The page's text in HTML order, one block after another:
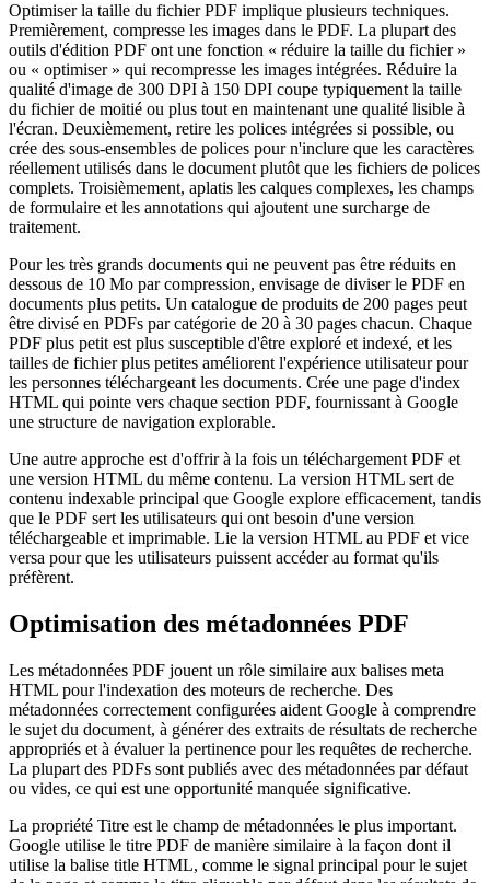
Optimiser la taille du fichier PDF implique plusieurs techniques.
Premièrement, compresse les images dans le PDF. La plupart des
outils d'édition PDF ont une fonction « réduire la taille du fichier »
ou « optimiser » qui recompresse les images intégrées. Réduire la
qualité d'image de 300 DPI à 150 DPI coupe typiquement la taille
du fichier de moitié ou plus tout en maintenant une qualité lisible à
l'écran. Deuxièmement, retire les polices intégrées si possible, ou
crée des sous-ensembles de polices pour n'inclure que les caractères
réellement utilisés dans le document plutôt que les fichiers de polices
complets. Troisièmement, aplatis les calques complexes, les champs
de formulaire et les annotations qui ajoutent une surcharge de
traitement.
Pour les très grands documents qui ne peuvent pas être réduits en
dessous de 10 Mo par compression, envisage de diviser le PDF en
documents plus petits. Un catalogue de produits de 200 pages peut
être divisé en PDFs par catégorie de 20 à 30 pages chacun. Chaque
PDF plus petit est plus susceptible d'être exploré et indexé, et les
tailles de fichier plus petites améliorent l'expérience utilisateur pour
les personnes téléchargeant les documents. Crée une page d'index
HTML qui pointe vers chaque section PDF, fournissant à Google
une structure de navigation explorable.
Une autre approche est d'offrir à la fois un téléchargement PDF et
une version HTML du même contenu. La version HTML sert de
contenu indexable principal que Google explore efficacement, tandis
que le PDF sert les utilisateurs qui ont besoin d'une version
téléchargeable et imprimable. Lie la version HTML au PDF et vice
versa pour que les utilisateurs puissent accéder au format qu'ils
préfèrent.
Optimisation des métadonnées PDF
Les métadonnées PDF jouent un rôle similaire aux balises meta
HTML pour l'indexation des moteurs de recherche. Des
métadonnées correctement configurées aident Google à comprendre
le sujet du document, à générer des extraits de résultats de recherche
appropriés et à évaluer la pertinence pour les requêtes de recherche.
La plupart des PDFs sont publiés avec des métadonnées par défaut
ou vides, ce qui est une opportunité manquée significative.
La propriété Titre est le champ de métadonnées le plus important.
Google utilise le titre PDF de manière similaire à la façon dont il
utilise la balise title HTML, comme le signal principal pour le sujet